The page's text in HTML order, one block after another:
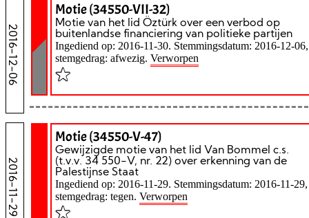
2016-12-06
Motie (34550-VII-32)
Motie van het lid Öztürk over een verbod op
buitenlandse financiering van politieke partijen
Ingediend op: 2016-11-30. Stemmingsdatum: 2016-12-06,
stemgedrag: afwezig. Verworpen
2016-11-29
Motie (34550-V-47)
Gewijzigde motie van het lid Van Bommel c.s.
(t.v.v. 34 550-V, nr. 22) over erkenning van de
Palestijnse Staat
Ingediend op: 2016-11-29. Stemmingsdatum: 2016-11-29,
stemgedrag: tegen. Verworpen